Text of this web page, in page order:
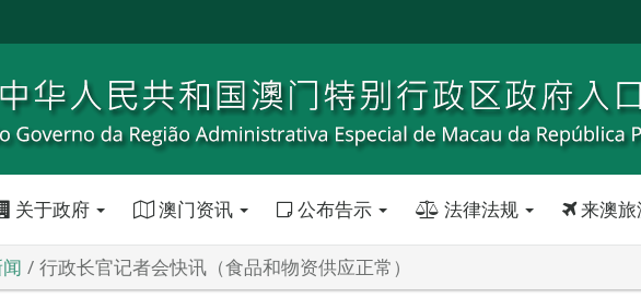
关于政府 澳门资讯 公布告示 法律法规 来澳旅
行政长官记者会快讯（食品和物资供应正常）